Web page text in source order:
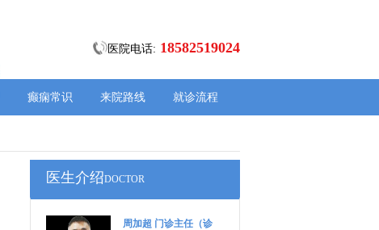
医院电话: 18582519024
癫痫常识 来院路线 就诊流程
医生介绍DOCTOR
周加超 门诊主任（诊